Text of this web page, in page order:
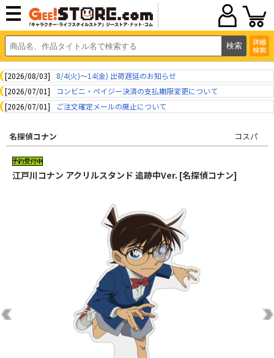
詳細
検索
[2026/08/03]
8/4(火)～14(金) 出荷遅延のお知らせ
[2026/07/01]
コンビニ・ペイジー決済の支払期限変更について
[2026/07/01]
ご注文確定メールの廃止について
名探偵コナン コスパ
江戸川コナン アクリルスタンド 追跡中Ver. [名探偵コナン]